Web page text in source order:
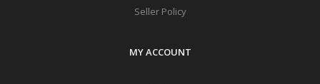
Seller Policy
MY ACCOUNT